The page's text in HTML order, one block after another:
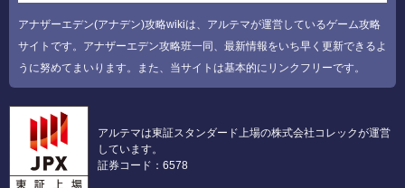
アナザーエデン(アナデン)攻略wikiは、アルテマが運営しているゲーム攻略
サイトです。アナザーエデン攻略班一同、最新情報をいち早く更新できるよ
うに努めてまいります。また、当サイトは基本的にリンクフリーです。
アルテマは東証スタンダード上場の株式会社コレックが運営
しています。
証券コード：6578